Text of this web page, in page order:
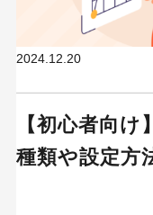
2024.12.20
【初心者向
種類や設定方